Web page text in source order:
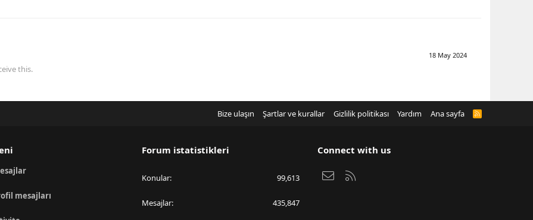
18 May 2024
this.
Bize ulaşın Şartlar ve kurallar Gizlilik politikası Yardım Ana sayfa
R
mesajları
Forum istatistikleri
Konular 99,613
Mesajlar 435,847
Connect with us
Bize ulaşın